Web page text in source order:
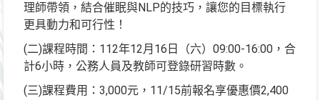
理師帶領，結合催眠與NLP的技巧，讓您的目標執行
更具動力和可行性！
(二)課程時間：112年12月16日（六）09:00-16:00，合
計6小時，公務人員及教師可登錄研習時數。
(三)課程費用：3,000元，11/15前報名享優惠價2,400